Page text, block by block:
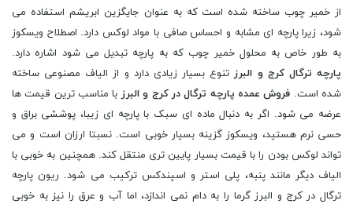
از خمیر چوب ساخته شده است که به عنوان جایگزین ابریشم استفاده می
شود، زیرا پارچه ای مشابه و احساس صافی با مواد لوکس دارد. اصطلاح ویسکوز
به طور خاص به محلول خمیر چوب که به پارچه تبدیل می شود اشاره دارد.
پارچه ترگال کرج و البرزتنوع بسیار زیادی دارد و از الیاف مصنوعی ساخته
شده است. فروش عمده پارچه ترگال در کرج و البرز با مناسب ترین قیمت ها
عرضه می شود. اگر به دنبال ماده ای سبک با پارچه ای زیبا، پوششی براق و
حسی نرم هستید، ویسکوز گزینه بسیار خوبی است. نسبتا ارزان است و می
تواند لوکس بودن را با قیمت بسیار پایین تری منتقل کند. همچنین به خوبی با
الیاف دیگر مانند پنبه، پلی استر و اسپندکس ترکیب می شود. ریون پارچه
ترگال در کرج و البرز گرما را به دام نمی اندازد، اما آب و عرق را نیز به خوبی